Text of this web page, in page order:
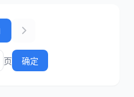
页 确定